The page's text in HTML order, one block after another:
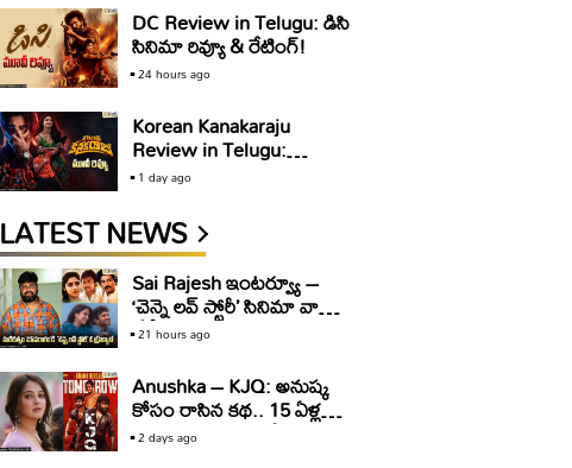
DC Review in Telugu: డిసి
సినిమా రివ్యూ & రేటింగ్!
24 hours ago
Korean Kanakaraju
Review in Telugu:
కొరియ‌న్ క‌న‌క‌రాజు సినిమా
రివ్యూ & రేటింగ్!
1 day ago
LATEST NEWS
Sai Rajesh ఇంటర్వ్యూ –
‘చెన్నై లవ్ స్టోరీ’ సినిమా వాళ్ళు
చేస్తే ఇంకా మంచి ఓపెనింగ్
వచ్చేది.. కానీ: సాయి రాజేష్
21 hours ago
Anushka – KJQ: అనుష్క
కోసం రాసిన కథ.. 15 ఏళ్ల
తర్వాత సినిమాగా రిలీజ్‌..
2 days ago